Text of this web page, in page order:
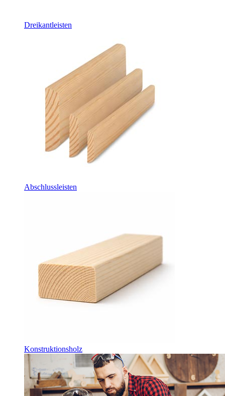
Dreikantleisten
Abschlussleisten
Konstruktionsholz